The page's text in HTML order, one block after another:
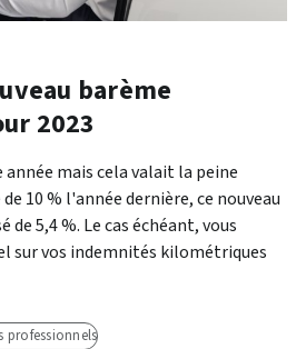
barème
2023
mais cela valait la peine
10 % l'année dernière, ce nouveau
de 5,4 %. Le cas échéant, vous
sur vos indemnités kilométriques
professionnels